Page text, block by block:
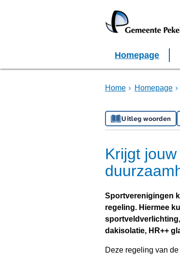
Homepage
Home Homepage
Uitleg woorden
Krijgt
Sportverenigingen
regeling. Hiermee
dakisolatie, HR++
Deze regeling van